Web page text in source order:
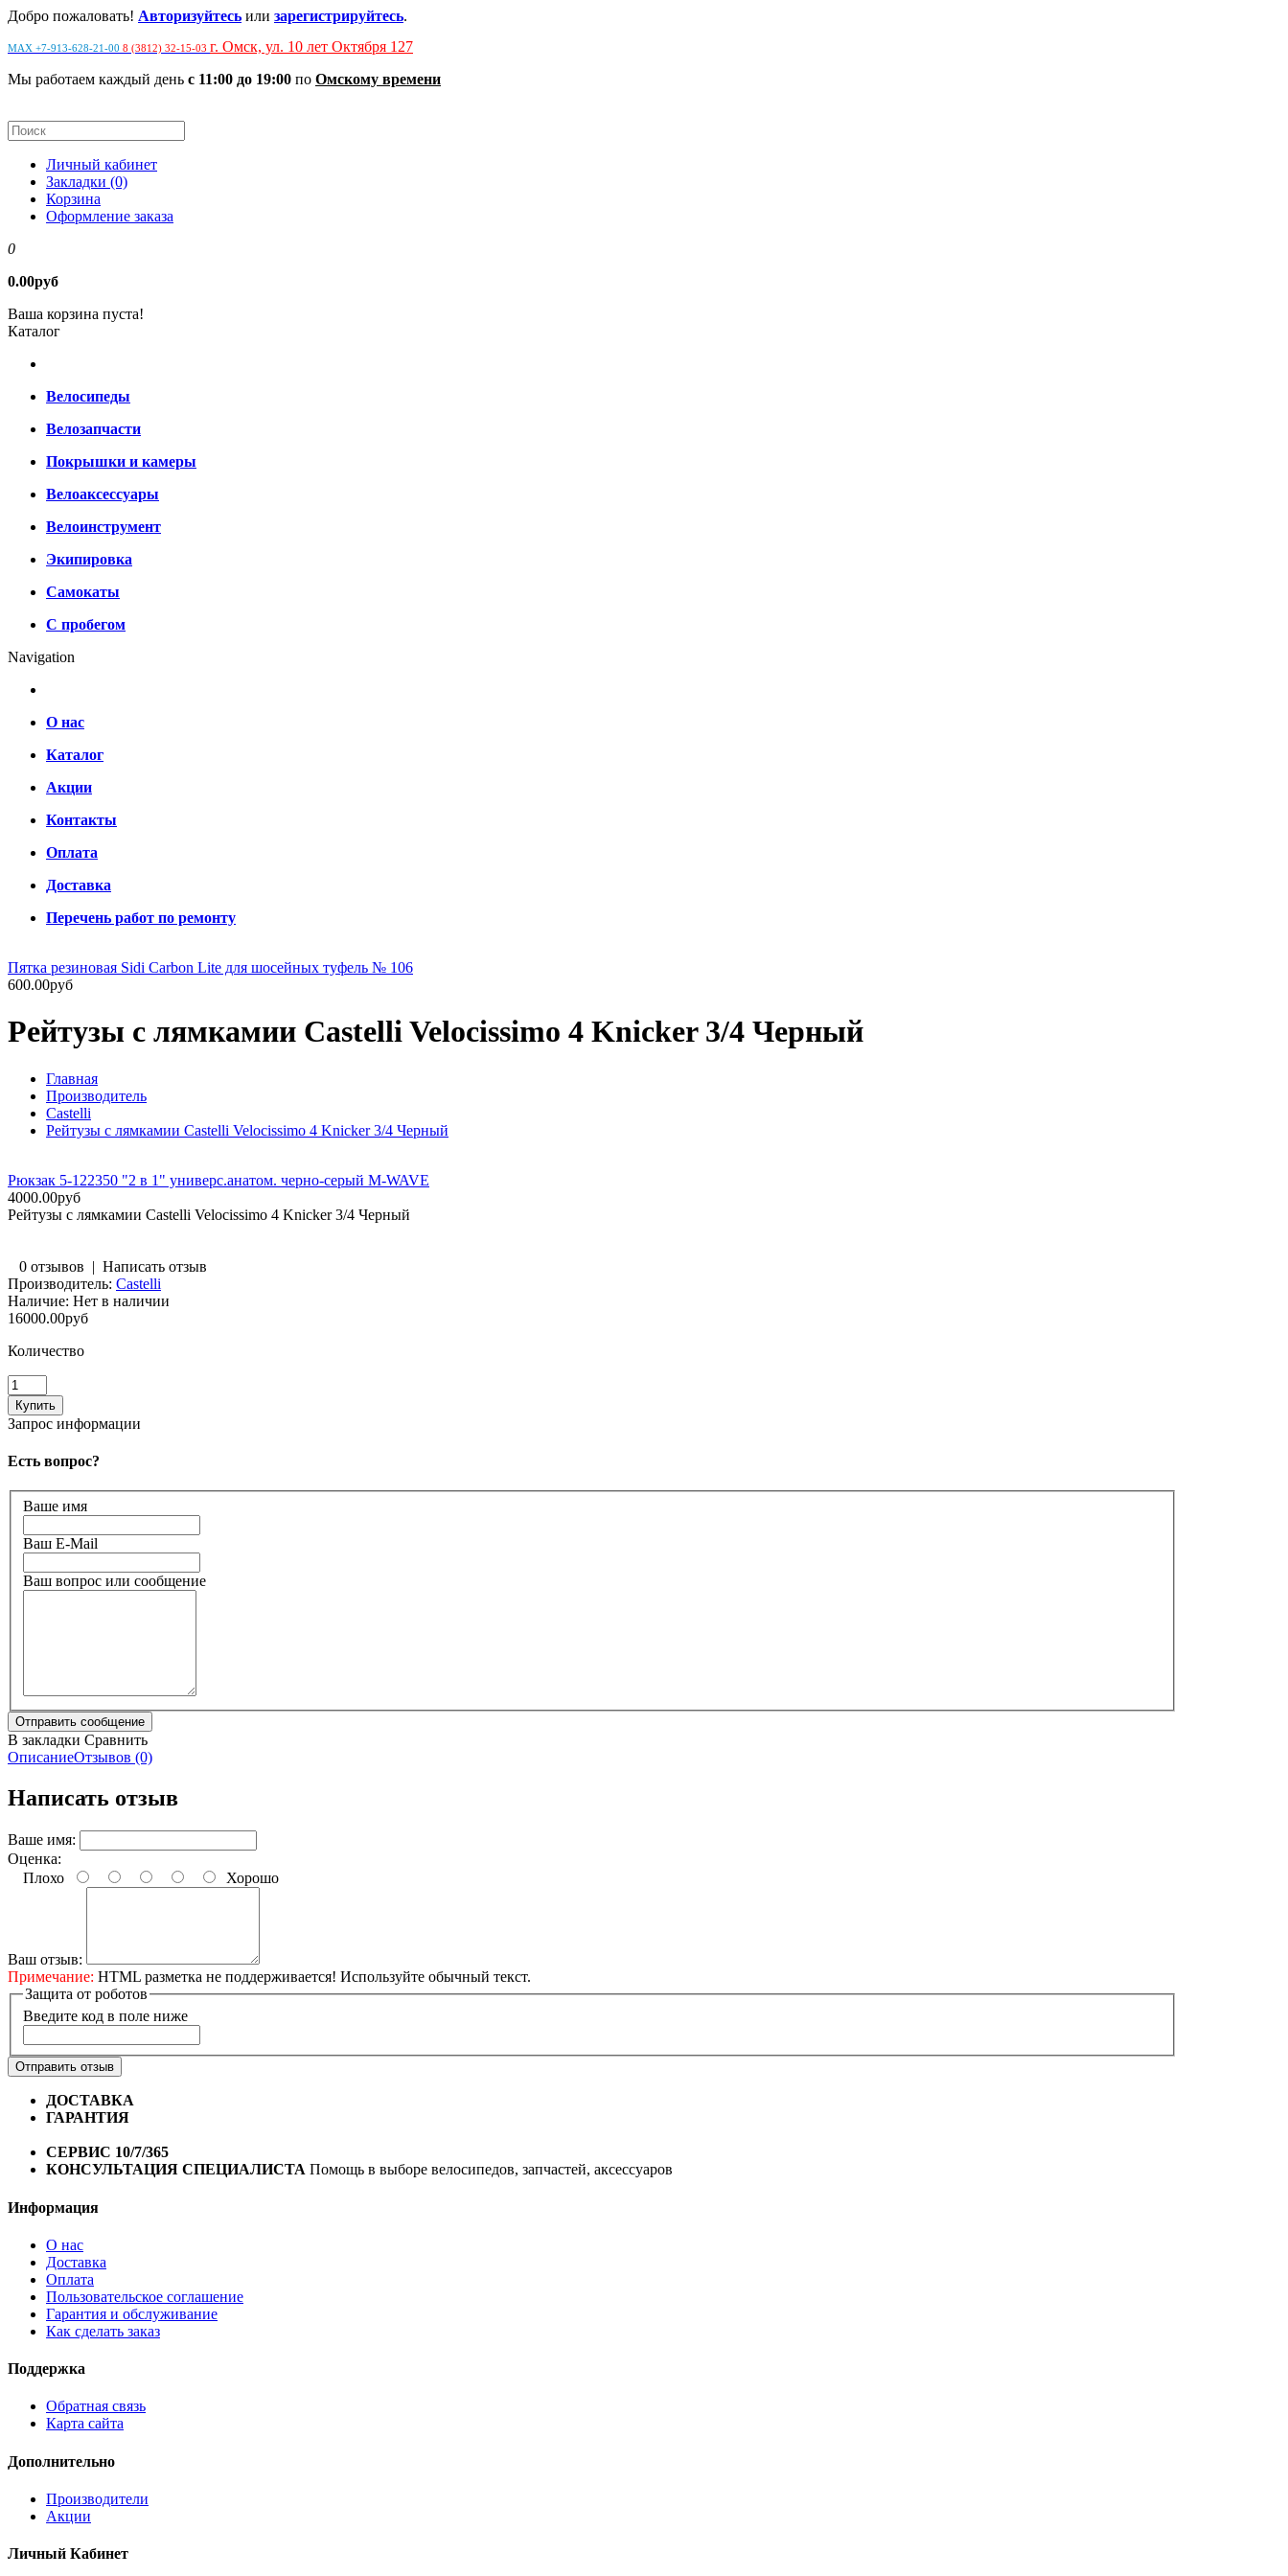
Добро пожаловать! Авторизуйтесь или зарегистрируйтесь.
MAX +7-913-628-21-00 8 (3812) 32-15-03 г. Омск, ул. 10 лет Октября 127
Мы работаем каждый день с 11:00 до 19:00 по Омскому времени
Личный кабинет
Закладки (0)
Корзина
Оформление заказа
0
0.00руб
Ваша корзина пуста!
Каталог
Велосипеды
Велозапчасти
Покрышки и камеры
Велоаксессуары
Велоинструмент
Экипировка
Самокаты
С пробегом
Navigation
О нас
Каталог
Акции
Контакты
Оплата
Доставка
Перечень работ по ремонту
Пятка резиновая Sidi Carbon Lite для шосейных туфель № 106
600.00руб
Рейтузы с лямкамии Castelli Velocissimo 4 Knicker 3/4 Черный
Главная
Производитель
Castelli
Рейтузы с лямкамии Castelli Velocissimo 4 Knicker 3/4 Черный
Рюкзак 5-122350 "2 в 1" универс.анатом. черно-серый M-WAVE
4000.00руб
Рейтузы с лямкамии Castelli Velocissimo 4 Knicker 3/4 Черный
0 отзывов | Написать отзыв
Производитель: Castelli
Наличие: Нет в наличии
16000.00руб
Количество
Запрос информации
Есть вопрос?
Ваше имя
Ваш E-Mail
Ваш вопрос или сообщение
В закладки Сравнить
ОписаниеОтзывов (0)
Написать отзыв
Ваше имя:
Оценка:
Плохо
Хорошо
Ваш отзыв:
Примечание: HTML разметка не поддерживается! Используйте обычный текст.
Защита от роботов
Введите код в поле ниже
Отправить отзыв
ДОСТАВКА
ГАРАНТИЯ
СЕРВИС 10/7/365
КОНСУЛЬТАЦИЯ СПЕЦИАЛИСТА Помощь в выборе велосипедов, запчастей, аксессуаров
Информация
О нас
Доставка
Оплата
Пользовательское соглашение
Гарантия и обслуживание
Как сделать заказ
Поддержка
Обратная связь
Карта сайта
Дополнительно
Производители
Акции
Личный Кабинет